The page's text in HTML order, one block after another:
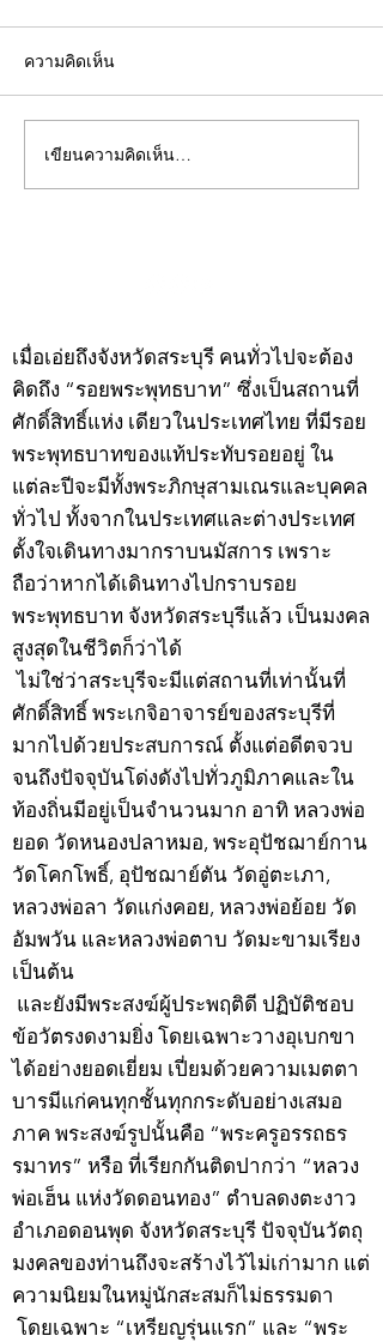
คอลัมน์"จับชีพจรวงการ
พระ"ประจำพุธที่ 29
ความคิดเห็น
เขียนความคิดเห็น…
เมื่อเอ่ยถึงจังหวัดสระบุรี คนทั่วไปจะต้อง
คิดถึง “รอยพระพุทธบาท” ซึ่งเป็นสถานที่
ศักดิ์สิทธิ์แห่ง เดียวในประเทศไทย ที่มีรอย
พระพุทธบาทของแท้ประทับรอยอยู่ ใน
แต่ละปีจะมีทั้งพระภิกษุสามเณรและบุคคล
ทั่วไป ทั้งจากในประเทศและต่างประเทศ
ตั้งใจเดินทางมากราบนมัสการ เพราะ
ถือว่าหากได้เดินทางไปกราบรอย
พระพุทธบาท จังหวัดสระบุรีแล้ว เป็นมงคล
สูงสุดในชีวิตก็ว่าได้
ไม่ใช่ว่าสระบุรีจะมีแต่สถานที่เท่านั้นที่
ศักดิ์สิทธิ์ พระเกจิอาจารย์ของสระบุรีที่
มากไปด้วยประสบการณ์ ตั้งแต่อดีตจวบ
จนถึงปัจจุบันโด่งดังไปทั่วภูมิภาคและใน
ท้องถิ่นมีอยู่เป็นจำนวนมาก อาทิ หลวงพ่อ
ยอด วัดหนองปลาหมอ, พระอุปัชฌาย์กาน
วัดโคกโพธิ์, อุปัชฌาย์ตัน วัดอู่ตะเภา,
หลวงพ่อลา วัดแก่งคอย, หลวงพ่อย้อย วัด
อัมพวัน และหลวงพ่อตาบ วัดมะขามเรียง
เป็นต้น
และยังมีพระสงฆ์ผู้ประพฤติดี ปฏิบัติชอบ
ข้อวัตรงดงามยิ่ง โดยเฉพาะวางอุเบกขา
ได้อย่างยอดเยี่ยม เปี่ยมด้วยความเมตตา
บารมีแก่คนทุกชั้นทุกกระดับอย่างเสมอ
ภาค พระสงฆ์รูปนั้นคือ “พระครูอรรถธร
รมาทร” หรือ ที่เรียกกันติดปากว่า “หลวง
พ่อเฮ็น แห่งวัดดอนทอง” ตำบลดงตะงาว
อำเภอดอนพุด จังหวัดสระบุรี ปัจจุบันวัตถุ
มงคลของท่านถึงจะสร้างไว้ไม่เก่ามาก แต่
ความนิยมในหมู่นักสะสมก็ไม่ธรรมดา
โดยเฉพาะ “เหรียญรุ่นแรก” และ “พระ